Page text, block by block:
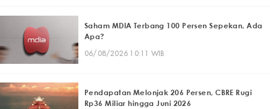
Saham MDIA Terbang 100 Persen Sepekan, Ada
Apa?
06/08/2026 10:11 WIB
Pendapatan Melonjak 206 Persen, CBRE Rugi
Rp36 Miliar hingga Juni 2026